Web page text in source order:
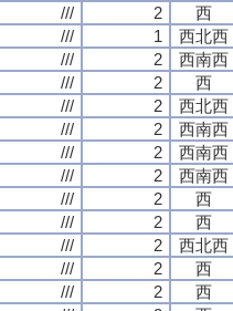
/// 2 西
/// 1 西北西
/// 2 西南西
/// 2 西
/// 2 西北西
/// 2 西南西
/// 2 西南西
/// 2 西南西
/// 2 西
/// 2 西
/// 2 西北西
/// 2 西
/// 2 西